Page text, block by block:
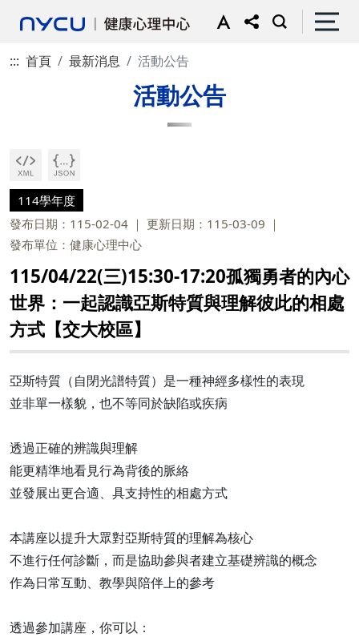
::: 首頁 最新消息 活動公告
活動公告
114學年度
發布日期：115-02-04
更新日期：115-03-09
發布單位：健康心理中心
115/04/22(三)15:30-17:20孤獨勇者的內心
世界：一起認識亞斯特質與理解彼此的相處
方式【交大校區】
亞斯特質（自閉光譜特質）是一種神經多樣性的表現
並非單一樣貌，也不等同於缺陷或疾病
透過正確的辨識與理解
能更精準地看見行為背後的脈絡
並發展出更合適、具支持性的相處方式
本講座以提升大眾對亞斯特質的理解為核心
不進行任何診斷，而是協助參與者建立基礎辨識的概念
作為日常互動、教學與陪伴上的參考
透過參加講座，你可以：